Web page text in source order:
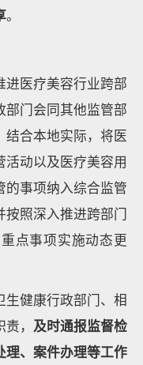
。
进医疗美容行业跨部
部门会同其他监管部
结合本地实际，将医
动以及医疗美容用
的事项纳入综合监管
按照深入推进跨部门
点事项实施动态更
生健康行政部门、相
， 及时通报监督检
理、案件办理等工作